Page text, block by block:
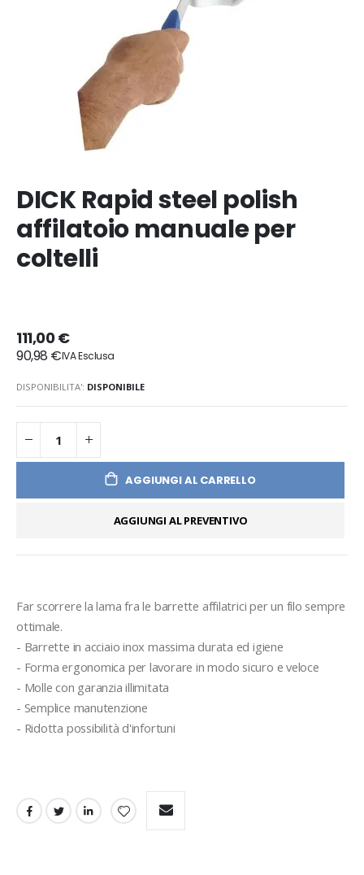
DICK Rapid steel polish
affilatoio manuale per
coltelli
111,00 €
90,98 €
DISPONIBILITA': DISPONIBILE
AGGIUNGI AL CARRELLO
AGGIUNGI AL PREVENTIVO
Far scorrere la lama fra le barrette affilatrici per un filo sempre
ottimale.
- Barrette in acciaio inox massima durata ed igiene
- Forma ergonomica per lavorare in modo sicuro e veloce
- Molle con garanzia illimitata
- Semplice manutenzione
- Ridotta possibilità d'infortuni